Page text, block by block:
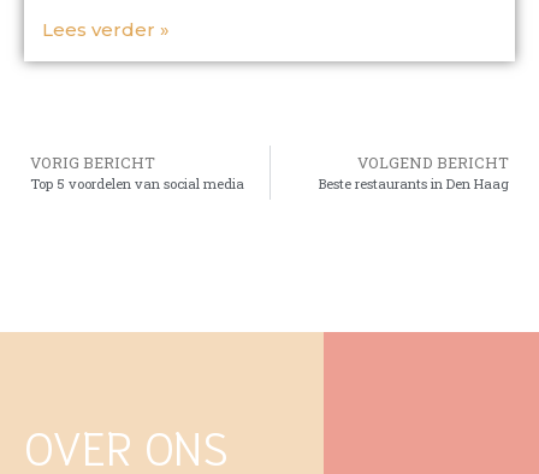
Lees verder »
VORIG BERICHT
Top 5 voordelen van social media
VOLGEND BERICHT
Beste restaurants in Den Haag
OVER ONS